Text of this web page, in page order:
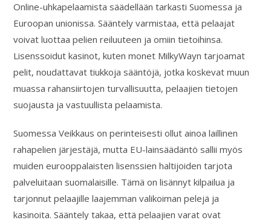
Online-uhkapelaamista säädellään tarkasti Suomessa ja
Euroopan unionissa. Sääntely varmistaa, että pelaajat
voivat luottaa pelien reiluuteen ja omiin tietoihinsa.
Lisenssoidut kasinot, kuten monet MilkyWayn tarjoamat
pelit, noudattavat tiukkoja sääntöjä, jotka koskevat muun
muassa rahansiirtojen turvallisuutta, pelaajien tietojen
suojausta ja vastuullista pelaamista.
Suomessa Veikkaus on perinteisesti ollut ainoa laillinen
rahapelien järjestäjä, mutta EU-lainsäädäntö sallii myös
muiden eurooppalaisten lisenssien haltijoiden tarjota
palveluitaan suomalaisille. Tämä on lisännyt kilpailua ja
tarjonnut pelaajille laajemman valikoiman pelejä ja
kasinoita. Sääntely takaa, että pelaajien varat ovat